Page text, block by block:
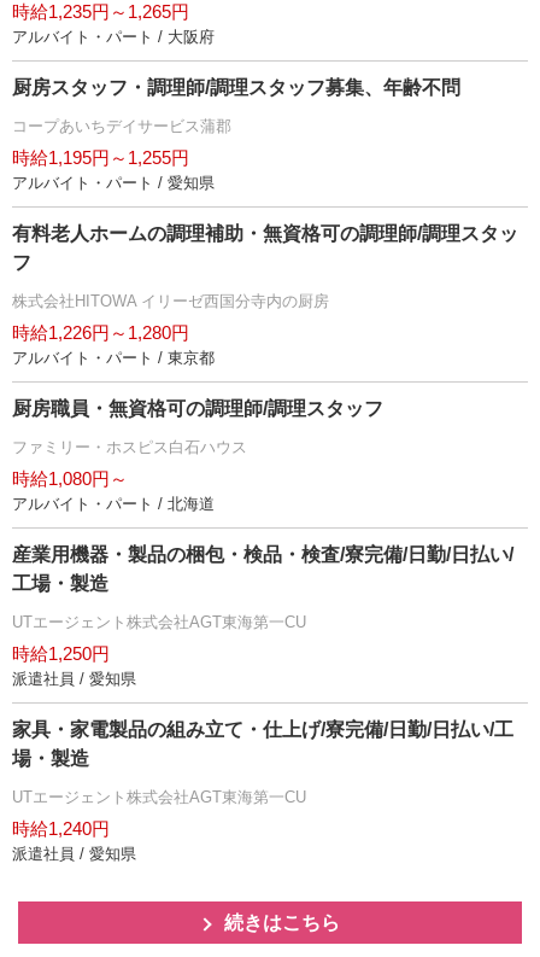
時給1,235円～1,265円
アルバイト・パート / 大阪府
厨房スタッフ・調理師/調理スタッフ募集、年齢不問
コープあいちデイサービス蒲郡
時給1,195円～1,255円
アルバイト・パート / 愛知県
有料老人ホームの調理補助・無資格可の調理師/調理スタッ
フ
株式会社HITOWA イリーゼ西国分寺内の厨房
時給1,226円～1,280円
アルバイト・パート / 東京都
厨房職員・無資格可の調理師/調理スタッフ
ファミリー・ホスピス白石ハウス
時給1,080円～
アルバイト・パート / 北海道
産業用機器・製品の梱包・検品・検査/寮完備/日勤/日払い/
工場・製造
UTエージェント株式会社AGT東海第一CU
時給1,250円
派遣社員 / 愛知県
家具・家電製品の組み立て・仕上げ/寮完備/日勤/日払い/工
場・製造
UTエージェント株式会社AGT東海第一CU
時給1,240円
派遣社員 / 愛知県
続きはこちら